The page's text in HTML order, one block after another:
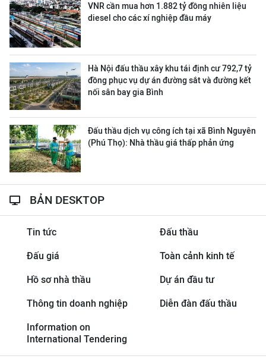
VNR cần mua hơn 1.882 tỷ đồng nhiên liệu
diesel cho các xí nghiệp đầu máy
Hà Nội đấu thầu xây khu tái định cư 792,7 tỷ
đồng phục vụ dự án đường sắt và đường kết
nối sân bay gia Bình
Đấu thầu dịch vụ công ích tại xã Bình Nguyên
(Phú Thọ): Nhà thầu giá thấp phản ứng
BẢN DESKTOP
Tin tức Đấu thầu
Đấu giá Toàn cảnh kinh tế
Hồ sơ nhà thầu Dự án đầu tư
Thông tin doanh nghiệp Diễn đàn đấu thầu
Information on
International Tendering